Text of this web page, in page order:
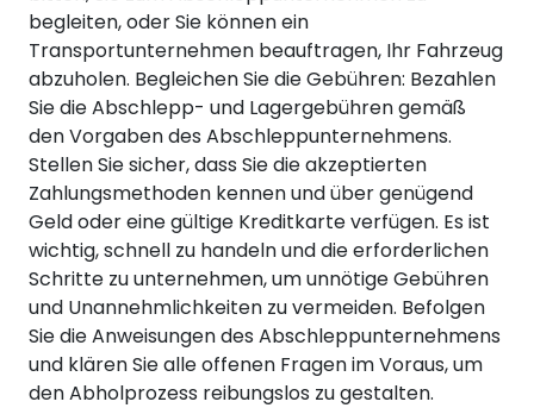
begleiten, oder Sie können ein
Transportunternehmen beauftragen, Ihr Fahrzeug
abzuholen. Begleichen Sie die Gebühren: Bezahlen
Sie die Abschlepp- und Lagergebühren gemäß
den Vorgaben des Abschleppunternehmens.
Stellen Sie sicher, dass Sie die akzeptierten
Zahlungsmethoden kennen und über genügend
Geld oder eine gültige Kreditkarte verfügen. Es ist
wichtig, schnell zu handeln und die erforderlichen
Schritte zu unternehmen, um unnötige Gebühren
und Unannehmlichkeiten zu vermeiden. Befolgen
Sie die Anweisungen des Abschleppunternehmens
und klären Sie alle offenen Fragen im Voraus, um
den Abholprozess reibungslos zu gestalten.